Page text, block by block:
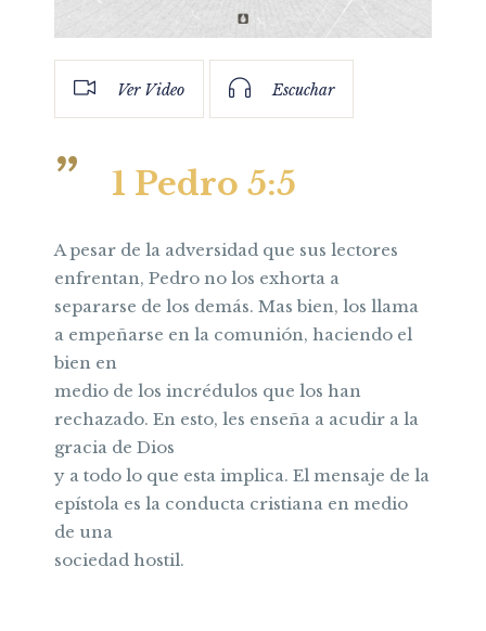
Ver Video Escuchar
1 Pedro 5:5
A pesar de la adversidad que sus lectores
enfrentan, Pedro no los exhorta a
separarse de los demás. Mas bien, los llama
a empeñarse en la comunión, haciendo el
bien en
medio de los incrédulos que los han
rechazado. En esto, les enseña a acudir a la
gracia de Dios
y a todo lo que esta implica. El mensaje de la
epístola es la conducta cristiana en medio
de una
sociedad hostil.